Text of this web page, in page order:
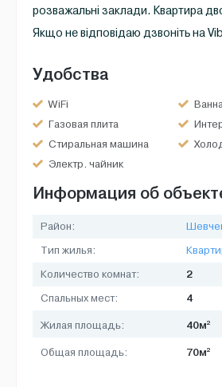
розважальні заклади. Квартира
Якщо не відповідаю дзвоніть на
Удобства
WiFi
Газовая плита
Стиральная машина
Электр. чайник
Информация об
Район:
Тип жилья:
Количество комнат:
2
Спальных мест: 4
Жилая площадь: 40м2
Общая площадь: 70м2